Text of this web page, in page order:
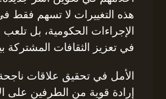
هذه التغييرات لا تسهم فقط
الإجراءات الحكومية، بل تلعب
في تعزيز الثقافات المشتركة
الأمل في تحقيق علاقات
إرادة قوية من الطرفين على